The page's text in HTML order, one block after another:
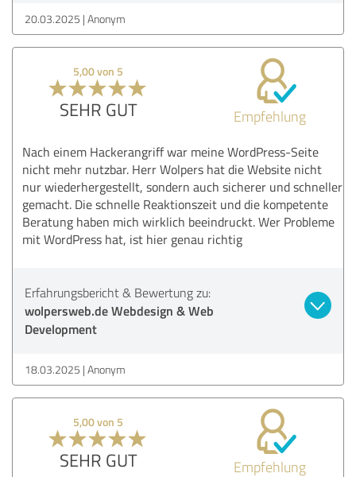
20.03.2025 Anonym
5,00 von 5
SEHR GUT Empfehlung
Nach einem Hackerangriff war meine WordPress-Seite
nicht mehr nutzbar. Herr Wolpers hat die Website nicht
nur wiederhergestellt, sondern auch sicherer und schneller
gemacht. Die schnelle Reaktionszeit und die kompetente
Beratung haben mich wirklich beeindruckt. Wer Probleme
mit WordPress hat, ist hier genau richtig
Erfahrungsbericht & Bewertung zu:
wolpersweb.de Webdesign & Web
Development
18.03.2025 Anonym
5,00 von 5
SEHR GUT Empfehlung